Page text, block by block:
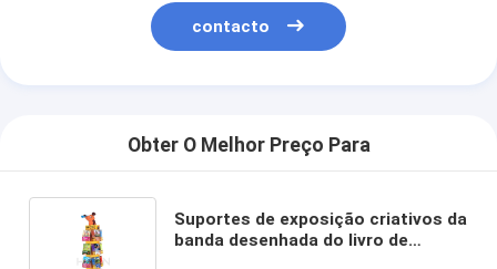
contacto
Obter O Melhor Preço Para
Suportes de exposição criativos da
banda desenhada do livro de